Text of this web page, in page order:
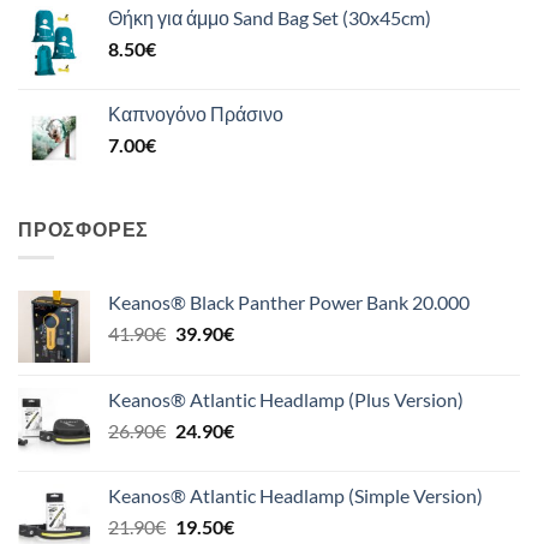
Θήκη για άμμο Sand Bag Set (30x45cm)
8.50€
Καπνογόνο Πράσινο
7.00€
ΠΡΟΣΦΟΡΈΣ
Keanos® Black Panther Power Bank 20.000
41.90€ Original
41.90€.
39.90€Η
είναι:
39.90€.
Keanos® Atlantic Headlamp (Plus Version)
26.90€ Original
26.90€.
24.90€Η
είναι:
24.90€.
Keanos® Atlantic Headlamp (Simple Version)
21.90€ Original
19.50€Η